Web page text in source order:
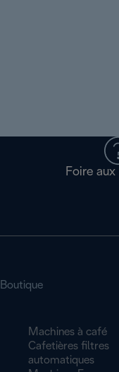
Foire
Boutique
Machines à café
Cafetières filtres
automatiques